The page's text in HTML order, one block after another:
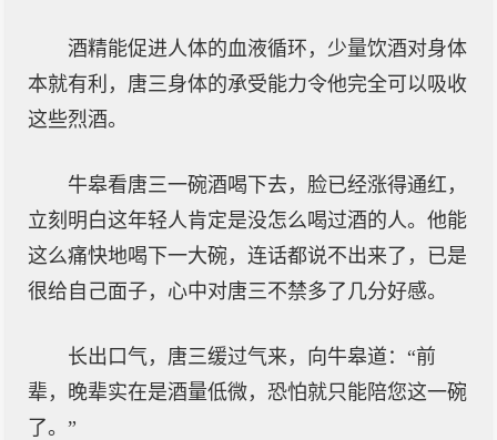
酒精能促进人体的血液循环，少量饮酒对身体
本就有利，唐三身体的承受能力令他完全可以吸收
这些烈酒。
牛皋看唐三一碗酒喝下去，脸已经涨得通红，
立刻明白这年轻人肯定是没怎么喝过酒的人。他能
这么痛快地喝下一大碗，连话都说不出来了，已是
很给自己面子，心中对唐三不禁多了几分好感。
长出口气，唐三缓过气来，向牛皋道：“前
辈，晚辈实在是酒量低微，恐怕就只能陪您这一碗
了。”